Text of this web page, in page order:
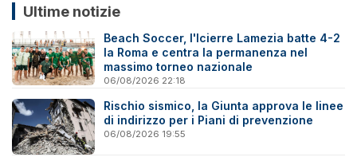
Ultime notizie
Beach Soccer, l'Icierre Lamezia batte 4-2
la Roma e centra la permanenza nel
massimo torneo nazionale
06/08/2026 22:18
Rischio sismico, la Giunta approva le linee
di indirizzo per i Piani di prevenzione
06/08/2026 19:55